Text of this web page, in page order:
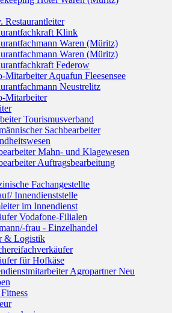
Restaurantleiter
Klink
Waren (Müritz)
Waren (Müritz)
Federow
Mitarbeiter Aquafun Fleesensee
Neustrelitz
Mitarbeiter
Tourismusverband
Sachbearbeiter
Mahn- und Klagewesen
Auftragsbearbeitung
Fachangestellte
Innendienststelle
im Innendienst
Vodafone-Filialen
frau - Einzelhandel
& Logistik
für Hofkäse
Agropartner Neu